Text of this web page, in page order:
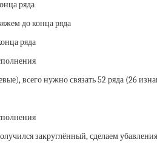
ряда
до конца ряда
ряда
всего нужно связать 52 ряда (26
закруглённый, сделаем убавления